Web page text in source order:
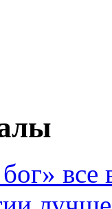
все